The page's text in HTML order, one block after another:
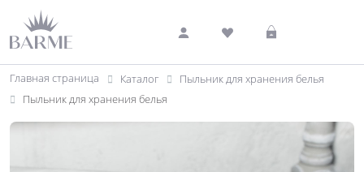
Главная страница Каталог
Пыльник для хранения белья
Пыльник для хранения белья